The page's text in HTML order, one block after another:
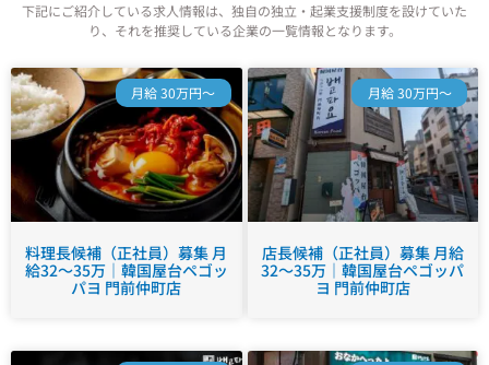
下記にご紹介している求人情報は、独自の独立・起業支援制度を設けていた
り、それを推奨している企業の一覧情報となります。
月給 30万円～
料理長候補（正社員）募集 月
給32～35万｜韓国屋台ペゴッ
パヨ 門前仲町店
月給 30万円～
店長候補（正社員）募集 月給
32～35万｜韓国屋台ペゴッパ
ヨ 門前仲町店